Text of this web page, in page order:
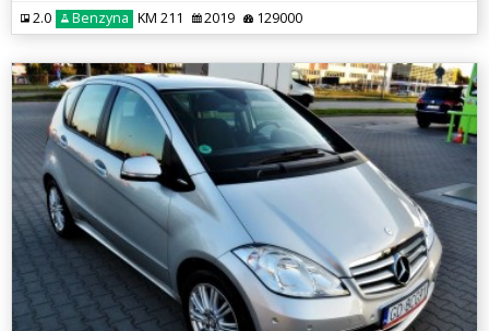
2.0 Benzyna KM 211 2019 129000